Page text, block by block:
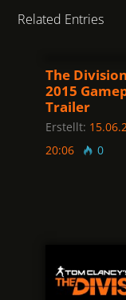
Related Entries
The
2015
Trailer
Erstellt:
20:06
0